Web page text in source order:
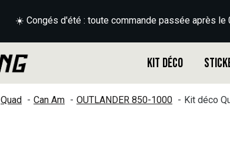
☀️ Congés d'été : toute commande passée après
Kit déco
Quad Can Am OUTLANDER 850-1000 Kit déco